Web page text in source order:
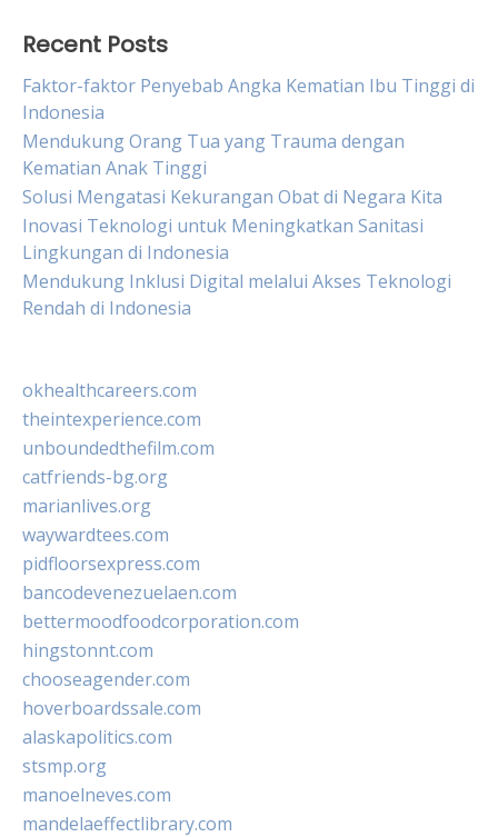
Recent Posts
Faktor-faktor Penyebab Angka Kematian Ibu Tinggi di
Indonesia
Mendukung Orang Tua yang Trauma dengan
Kematian Anak Tinggi
Solusi Mengatasi Kekurangan Obat di Negara Kita
Inovasi Teknologi untuk Meningkatkan Sanitasi
Lingkungan di Indonesia
Mendukung Inklusi Digital melalui Akses Teknologi
Rendah di Indonesia
okhealthcareers.com
theintexperience.com
unboundedthefilm.com
catfriends-bg.org
marianlives.org
waywardtees.com
pidfloorsexpress.com
bancodevenezuelaen.com
bettermoodfoodcorporation.com
hingstonnt.com
chooseagender.com
hoverboardssale.com
alaskapolitics.com
stsmp.org
manoelneves.com
mandelaeffectlibrary.com